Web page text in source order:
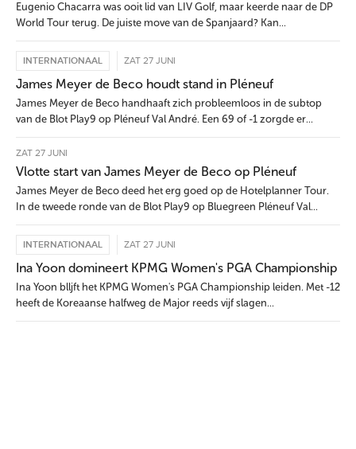
Eugenio Chacarra was ooit lid van LIV Golf, maar keerde naar de DP
World Tour terug. De juiste move van de Spanjaard? Kan...
INTERNATIONAAL ZAT 27 JUNI
James Meyer de Beco houdt stand in Pléneuf
James Meyer de Beco handhaaft zich probleemloos in de subtop
van de Blot Play9 op Pléneuf Val André. Een 69 of -1 zorgde er...
ZAT 27 JUNI
Vlotte start van James Meyer de Beco op Pléneuf
James Meyer de Beco deed het erg goed op de Hotelplanner Tour.
In de tweede ronde van de Blot Play9 op Bluegreen Pléneuf Val...
INTERNATIONAAL ZAT 27 JUNI
Ina Yoon domineert KPMG Women's PGA Championship
Ina Yoon blljft het KPMG Women's PGA Championship leiden. Met -12
heeft de Koreaanse halfweg de Major reeds vijf slagen...